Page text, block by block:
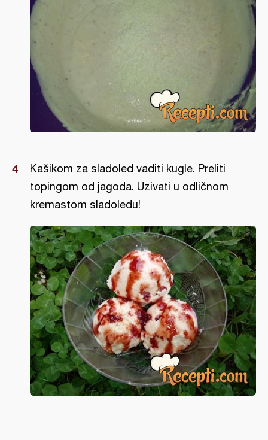
Kašikom za sladoled vaditi kugle. Preliti
topingom od jagoda. Uzivati u odličnom
kremastom sladoledu!